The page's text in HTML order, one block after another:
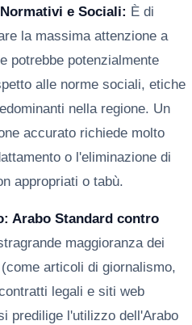
e Sociali: È di
la massima attenzione a
potrebbe potenzialmente
alle norme sociali, etiche
nella regione. Un
accurato richiede molto
o l'eliminazione di
appropriati o tabù.
Arabo Standard contro
maggioranza dei
articoli di giornalismo,
legali e siti web
predilige l'utilizzo dell'Arabo